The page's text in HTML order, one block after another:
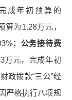
成年初预算的
算为1.28万元，
；
公务接待费
万元，完成年初
政拨款“三公”经
严格执行八项规